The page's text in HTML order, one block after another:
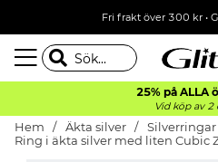
Fri frakt över 300 kr•
25% på ALLA
Vid köp av 2
Hem Äkta silver
Silverringar
Ring i äkta silver med liten Cubic